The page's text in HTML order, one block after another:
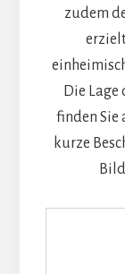
zudem
Die
finden Sie
kurze